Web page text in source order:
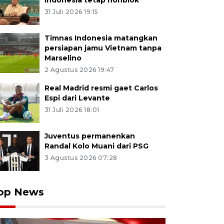
31 Juli 2026 19:15
Timnas Indonesia matangkan
persiapan jamu Vietnam tanpa
Marselino
2 Agustus 2026 19:47
Real Madrid resmi gaet Carlos
Espi dari Levante
31 Juli 2026 18:01
Juventus permanenkan
Randal Kolo Muani dari PSG
3 Agustus 2026 07:28
News